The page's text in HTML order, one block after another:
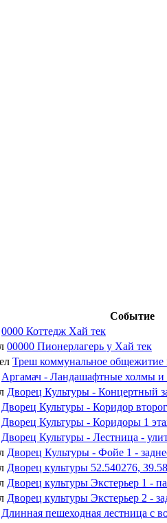
Событие
0000 Коттедж Хай тек
00000 Пионерлагерь у Хай тек
Треш коммунальное общежитие
Аргамач - Ландашафтные холмы и
Дворец Культуры - Концертный
Дворец Культуры - Коридор
Дворец Культуры - Коридоры 1
Дворец Культуры - Лестница -
Дворец Культуры - Фойе 1 -
Дворец культуры 52.540276,
Дворец культуры Экстерьер 1 -
Дворец культуры Экстерьер 2 -
Длинная пешеходная лестница с